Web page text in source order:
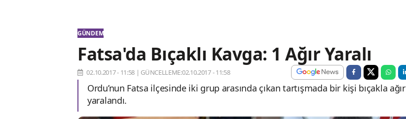
GÜNDEM
Fatsa'da Bıçaklı Kavga: 1 Ağır Yaralı
02.10.2017 - 11:58 | GÜNCELLEME:02.10.2017 - 11:58
Ordu’nun Fatsa ilçesinde iki grup arasında çıkan tartışmada bir kişi bıçakla ağır
yaralandı.